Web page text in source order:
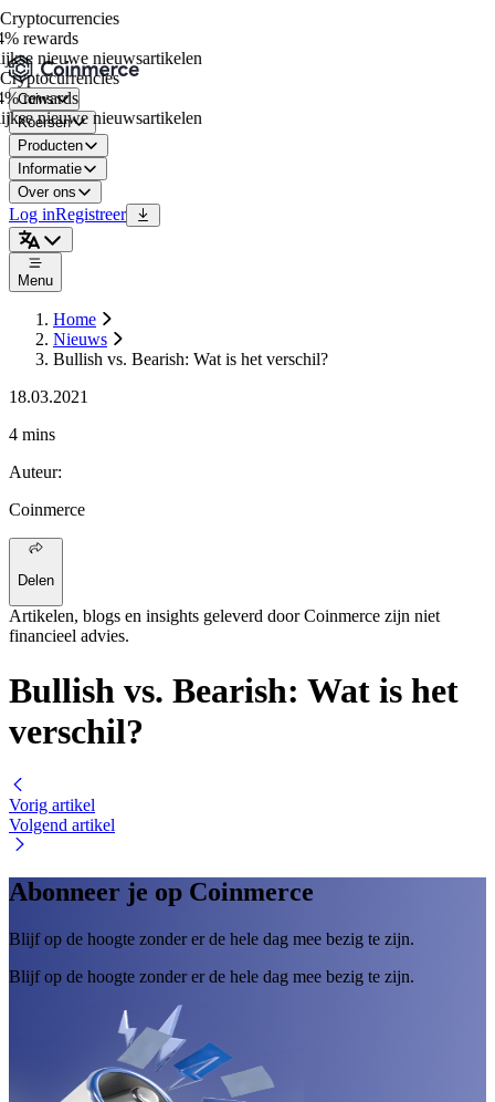
rewards
nieuwe nieuwsartikelen
rewards
nieuwe nieuwsartikelen
Coins
Koersen
Producten
Informatie
Over ons
Log inRegistreer
Menu
Home
Nieuws
Bullish vs. Bearish: Wat is het verschil?
18.03.2021
4 mins
Auteur:
Coinmerce
Delen
Artikelen, blogs en insights geleverd door Coinmerce zijn niet
financieel advies.
Bullish vs. Bearish: Wat is het
verschil?
Vorig artikel
Volgend artikel
Abonneer je op Coinmerce
Blijf op de hoogte zonder er de hele dag mee bezig te zijn.
Blijf op de hoogte zonder er de hele dag mee bezig te zijn.